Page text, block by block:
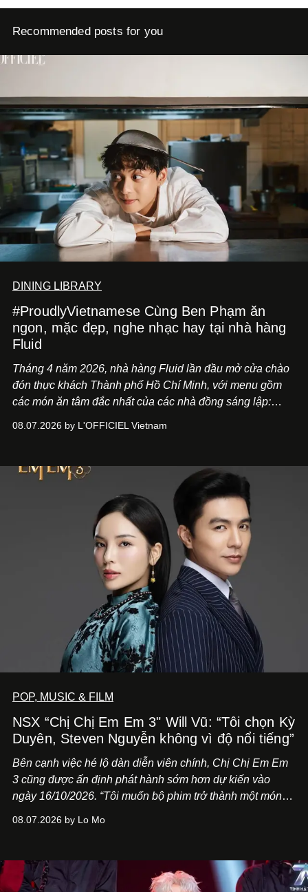
Recommended posts for you
DINING LIBRARY
#ProudlyVietnamese Cùng Ben Phạm ăn
ngon, mặc đẹp, nghe nhạc hay tại nhà hàng
Fluid
Tháng 4 năm 2026, nhà hàng Fluid lần đầu mở cửa chào
đón thực khách Thành phố Hồ Chí Minh, với menu gồm
các món ăn tâm đắc nhất của các nhà đồng sáng lập:
món ăn đa dạng từ Á đến Âu nhanh chóng được yêu thích
mang đến niềm vui cho thực khách.
08.07.2026 by L'OFFICIEL Vietnam
POP, MUSIC & FILM
NSX “Chị Chị Em Em 3" Will Vũ: “Tôi chọn Kỳ
Duyên, Steven Nguyễn không vì độ nổi tiếng”
Bên cạnh việc hé lộ dàn diễn viên chính, Chị Chị Em Em
3 cũng được ấn định phát hành sớm hơn dự kiến vào
ngày 16/10/2026. “Tôi muốn bộ phim trở thành một món
Việt Nam”, NSX Will Vũ cho biết.
08.07.2026 by Lo Mo